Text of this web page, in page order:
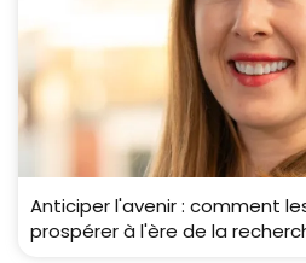
Anticiper l'avenir : comment
prospérer à l'ère de la